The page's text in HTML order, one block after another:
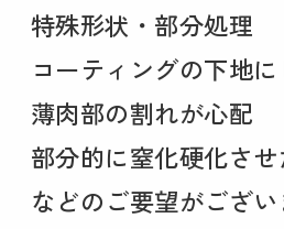
特殊形状・部分処理
コーティングの下地
薄肉部の割れが心配
部分的に窒化硬化させ
などのご要望がござい